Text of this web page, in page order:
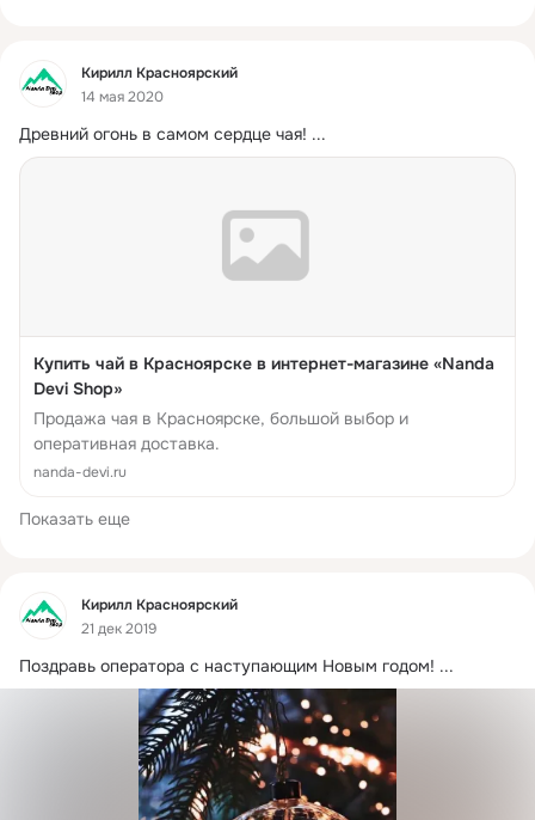
Фид
Кирилл Красноярский
14 мая 2020
Древний огонь в самом сердце чая! ...
Купить чай в Красноярске в интернет-магазине «Nanda
Devi Shop»
Продажа чая в Красноярске, большой выбор и
оперативная доставка.
nanda-devi.ru
Показать еще
Фид
Кирилл Красноярский
21 дек 2019
Поздравь оператора с наступающим Новым годом! ...